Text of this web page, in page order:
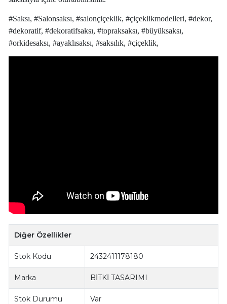
#Saksı, #Salonsaksı, #salonçiçeklik, #çiçeklikmodelleri, #dekor,
#dekoratif, #dekoratifsaksı, #topraksaksı, #büyüksaksı,
#orkidesaksı, #ayaklısaksı, #saksılık, #çiçeklik,
Diğer Özellikler
Stok Kodu 2432411178180
Marka BİTKİ TASARIMI
Stok Durumu Var